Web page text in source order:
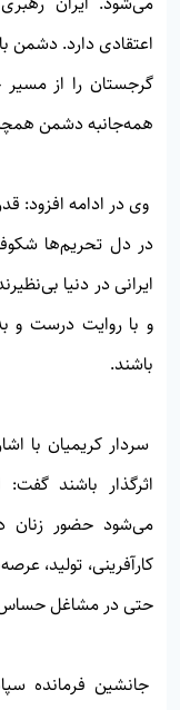
اعتقادی دارد. دشمن
همه‌جانبه دشمن
وی در ادامه افزود:
در دل تحریم‌ها
ایرانی در دنیا
و با روایت درست و
باشند.
سردار کریمیان با
اثرگذار باشند
می‌شود حضور زنان
کارآفرینی، تولید،
حتی در مشاغل حساس
جانشین فرمانده